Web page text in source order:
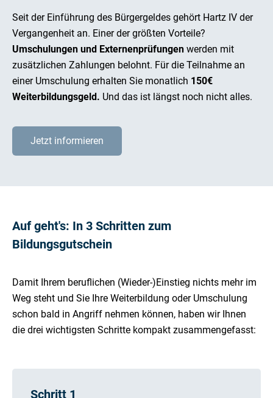
Seit der Einführung des Bürgergeldes gehört Hartz IV der
Vergangenheit an. Einer der größten Vorteile?
Umschulungen und Externenprüfungen werden mit
zusätzlichen Zahlungen belohnt. Für die Teilnahme an
einer Umschulung erhalten Sie monatlich 150€
Weiterbildungsgeld. Und das ist längst noch nicht alles.
Jetzt informieren
Auf geht's: In 3 Schritten zum
Bildungsgutschein
Damit Ihrem beruflichen (Wieder-)Einstieg nichts mehr im
Weg steht und Sie Ihre Weiterbildung oder Umschulung
schon bald in Angriff nehmen können, haben wir Ihnen
die drei wichtigsten Schritte kompakt zusammengefasst:
Schritt 1